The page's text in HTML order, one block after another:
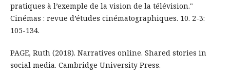
pratiques à l’exemple de la vision de la télévision."
Cinémas : revue d’études cinématographiques. 10. 2-3:
105-134.
PAGE, Ruth (2018). Narratives online. Shared stories in
social media. Cambridge University Press.